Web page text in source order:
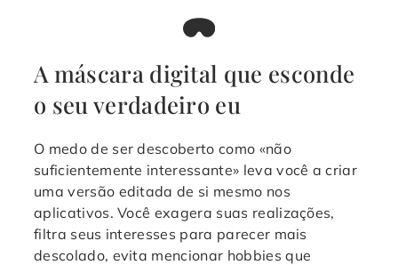
A máscara digital que esconde
o seu verdadeiro eu
O medo de ser descoberto como «não
suficientemente interessante» leva você a criar
uma versão editada de si mesmo nos
aplicativos. Você exagera suas realizações,
filtra seus interesses para parecer mais
descolado, evita mencionar hobbies que